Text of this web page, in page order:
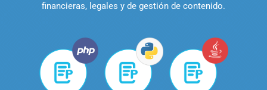
financieras, legales y de gestión de contenido.